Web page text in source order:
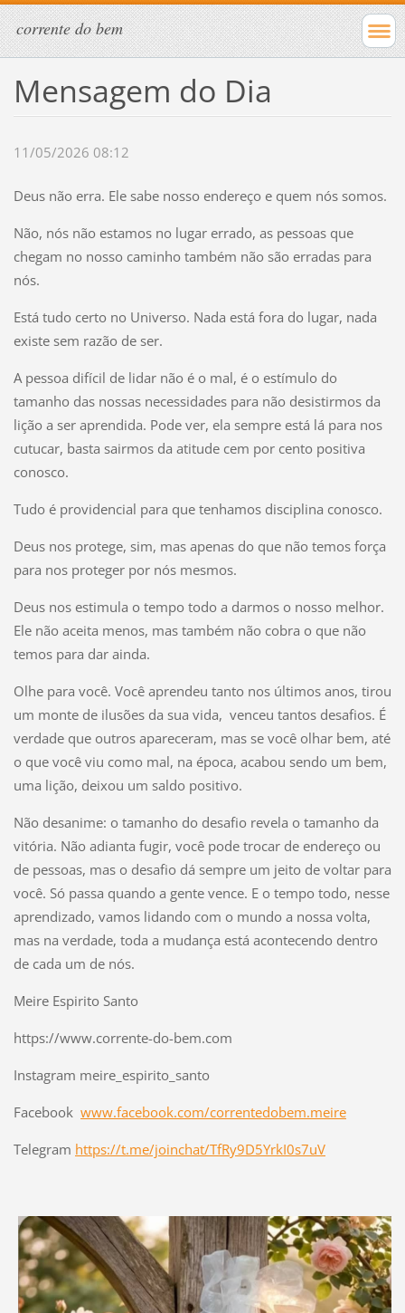
corrente do bem
Mensagem do Dia
11/05/2026 08:12
Deus não erra. Ele sabe nosso endereço e quem nós somos.
Não, nós não estamos no lugar errado, as pessoas que
chegam no nosso caminho também não são erradas para
nós.
Está tudo certo no Universo. Nada está fora do lugar, nada
existe sem razão de ser.
A pessoa difícil de lidar não é o mal, é o estímulo do
tamanho das nossas necessidades para não desistirmos da
lição a ser aprendida. Pode ver, ela sempre está lá para nos
cutucar, basta sairmos da atitude cem por cento positiva
conosco.
Tudo é providencial para que tenhamos disciplina conosco.
Deus nos protege, sim, mas apenas do que não temos força
para nos proteger por nós mesmos.
Deus nos estimula o tempo todo a darmos o nosso melhor.
Ele não aceita menos, mas também não cobra o que não
temos para dar ainda.
Olhe para você. Você aprendeu tanto nos últimos anos, tirou
um monte de ilusões da sua vida, venceu tantos desafios. É
verdade que outros apareceram, mas se você olhar bem, até
o que você viu como mal, na época, acabou sendo um bem,
uma lição, deixou um saldo positivo.
Não desanime: o tamanho do desafio revela o tamanho da
vitória. Não adianta fugir, você pode trocar de endereço ou
de pessoas, mas o desafio dá sempre um jeito de voltar para
você. Só passa quando a gente vence. E o tempo todo, nesse
aprendizado, vamos lidando com o mundo a nossa volta,
mas na verdade, toda a mudança está acontecendo dentro
de cada um de nós.
Meire Espirito Santo
https://www.corrente-do-bem.com
Instagram meire_espirito_santo
Facebook www.facebook.com/correntedobem.meire
Telegram https://t.me/joinchat/TfRy9D5YrkI0s7uV